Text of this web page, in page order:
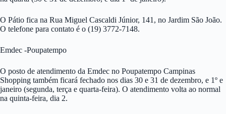
O Pátio fica na Rua Miguel Cascaldi Júnior, 141, no Jardim São João.
O telefone para contato é o (19) 3772-7148.
Emdec -Poupatempo
O posto de atendimento da Emdec no Poupatempo Campinas
Shopping também ficará fechado nos dias 30 e 31 de dezembro, e 1º e
janeiro (segunda, terça e quarta-feira). O atendimento volta ao normal
na quinta-feira, dia 2.